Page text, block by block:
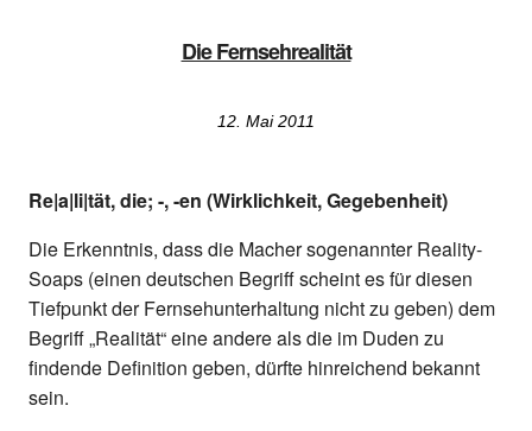
Die Fernsehrealität
12. Mai 2011
Re|a|li|tät, die; -, -en (Wirklichkeit, Gegebenheit)
Die Erkenntnis, dass die Macher sogenannter Reality-
Soaps (einen deutschen Begriff scheint es für diesen
Tiefpunkt der Fernsehunterhaltung nicht zu geben) dem
Begriff „Realität“ eine andere als die im Duden zu
findende Definition geben, dürfte hinreichend bekannt
sein.